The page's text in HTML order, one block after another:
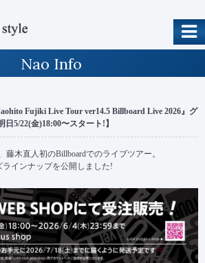
Nao Info
Fujiki Live Tour ver14.5 Billboard Live 2026』グ
5/22(金)18:00〜スタート!】
藤木直人初のBillboardでのライブツアー。
インナップを公開しました!